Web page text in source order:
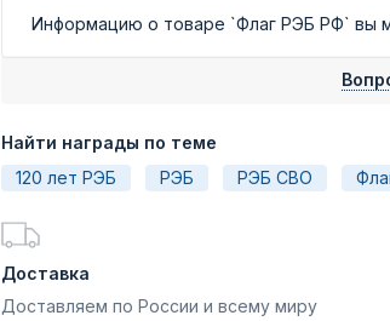
Информацию о товаре `Флаг РЭБ РФ` вы
Найти награды по теме
120 лет РЭБ
РЭБ РЭБ СВО
Доставка
Доставляем по России и всему миру